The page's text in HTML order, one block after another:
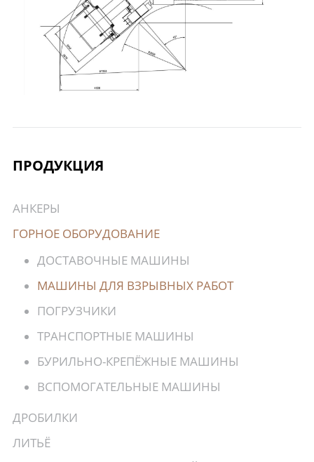
ПРОДУКЦИЯ
АНКЕРЫ
ГОРНОЕ ОБОРУДОВАНИЕ
ДОСТАВОЧНЫЕ МАШИНЫ
МАШИНЫ ДЛЯ ВЗРЫВНЫХ РАБОТ
ПОГРУЗЧИКИ
ТРАНСПОРТНЫЕ МАШИНЫ
БУРИЛЬНО-КРЕПЁЖНЫЕ МАШИНЫ
ВСПОМОГАТЕЛЬНЫЕ МАШИНЫ
ДРОБИЛКИ
ЛИТЬЁ